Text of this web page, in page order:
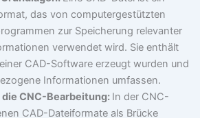
das von computergestützten
zur Speicherung relevanter
verwendet wird. Sie enthält
CAD-Software erzeugt wurden und
Informationen umfassen.
CNC-Bearbeitung: In der CNC-
CAD-Dateiformate als Brücke